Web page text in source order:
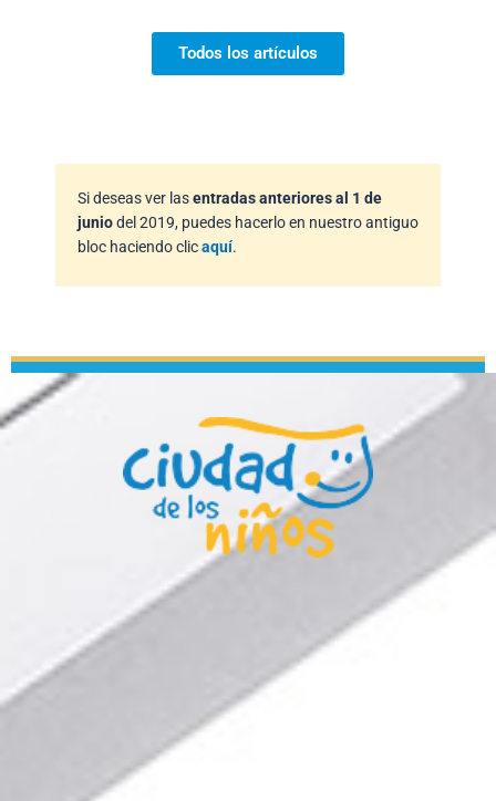
Todos los artículos
Si deseas ver lasentradas anteriores al 1 de
juniodel 2019, puedes hacerlo en nuestro antiguo
bloc haciendo clicaquí.